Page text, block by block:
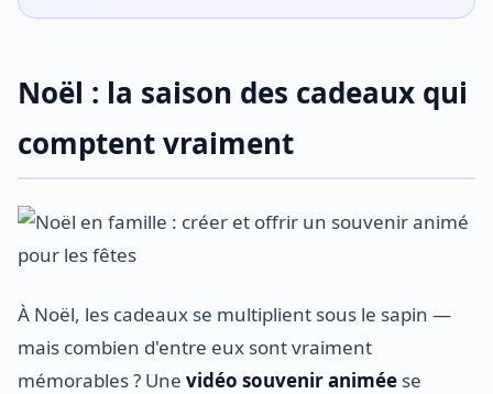
Noël : la saison des cadeaux qui
comptent vraiment
À Noël, les cadeaux se multiplient sous le sapin —
mais combien d'entre eux sont vraiment
mémorables ? Une vidéo souvenir animée se